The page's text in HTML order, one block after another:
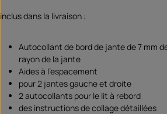
inclus dans la livraison :
Autocollant de bord de jante de 7 mm
rayon de la jante
Aides à l'espacement
pour 2 jantes gauche et droite
2 autocollants pour le lit à rebord
des instructions de collage détaillées